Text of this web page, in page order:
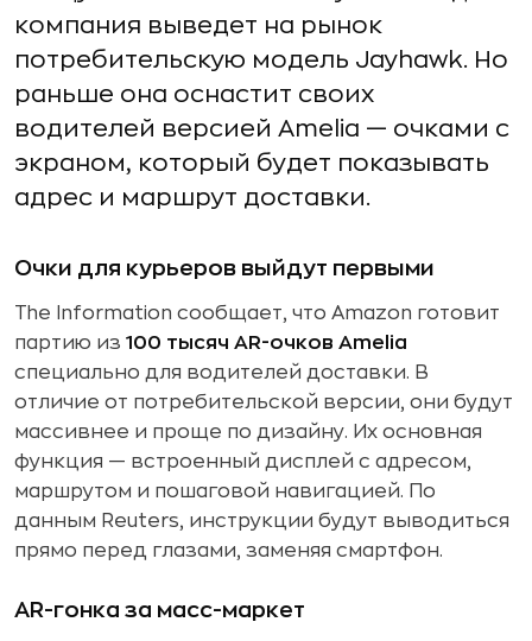
компания выведет на рынок
потребительскую модель Jayhawk. Но
раньше она оснастит своих
водителей версией Amelia — очками с
экраном, который будет показывать
адрес и маршрут доставки.
Очки для курьеров выйдут первыми
The Information сообщает, что Amazon готовит
партию из 100 тысяч AR-очков Amelia
специально для водителей доставки. В
отличие от потребительской версии, они будут
массивнее и проще по дизайну. Их основная
функция — встроенный дисплей с адресом,
маршрутом и пошаговой навигацией. По
данным Reuters, инструкции будут выводиться
прямо перед глазами, заменяя смартфон.
AR-гонка за масс-маркет